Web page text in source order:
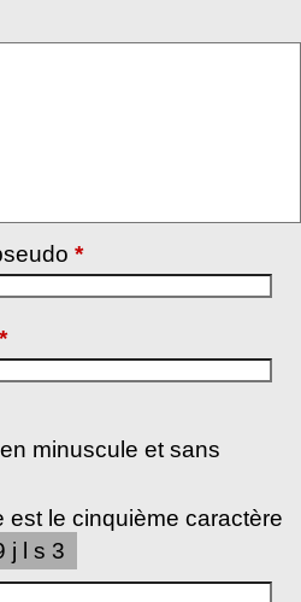
*
*
minuscule et sans
est le cinquième caractère